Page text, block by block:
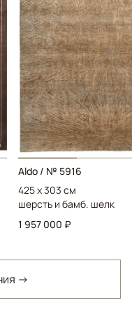
Aldo / № 5916
425 x 303 см
шерсть и бамб. шелк
1 957 000 ₽
→